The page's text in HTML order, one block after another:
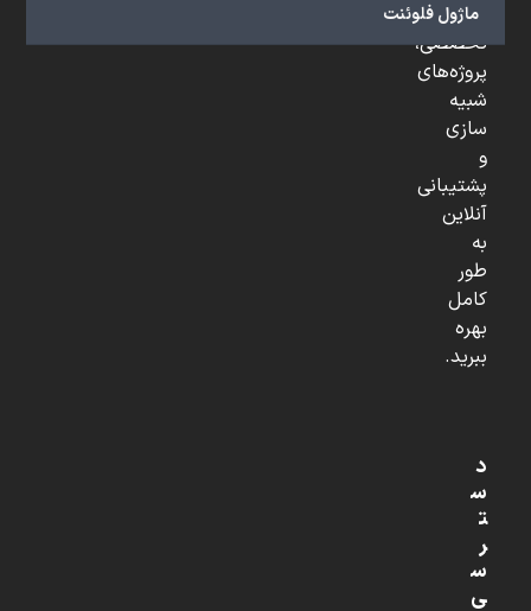
ماژول فلوئنت
مشاوره
تخصصی،
پروژه‌های
شبیه
سازی
و
پشتیبانی
آنلاین
به
طور
کامل
بهره
ببرید.
د
س
ت
ر
س
ی